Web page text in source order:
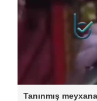
Tanınmış